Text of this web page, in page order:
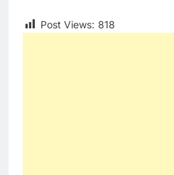
Post Views: 818